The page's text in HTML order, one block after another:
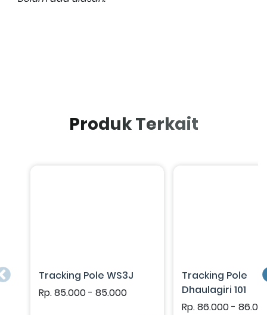
Produk Terkait
Tracking Pole WS3J
Rp. 85.000 - 85.000
Tracking Pole
Dhaulagiri 101
Rp. 86.000 -